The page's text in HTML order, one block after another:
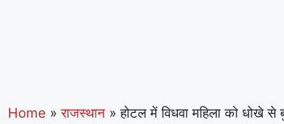
Home » राजस्थान » होटल में विधवा महिला को धोखे से